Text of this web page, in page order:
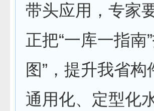
带头应用，专家
正把“一库一指南
图”，提升我省
通用化、定型化